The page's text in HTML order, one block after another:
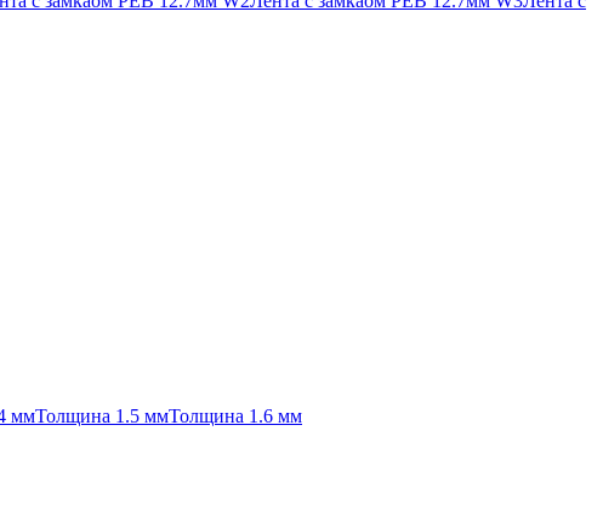
ммТолщина 1.5 ммТолщина 1.6 мм